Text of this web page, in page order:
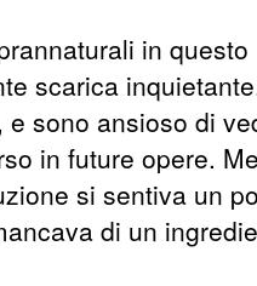
in questo
scarica
sono ansioso di
in future opere.
si sentiva un
di un